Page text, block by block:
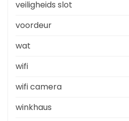
veiligheids slot
voordeur
wat
wifi
wifi camera
winkhaus